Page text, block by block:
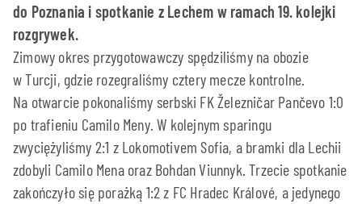
do Poznania i spotkanie z Lechem w ramach 19. kolejki
rozgrywek.
Zimowy okres przygotowawczy spędziliśmy na obozie
w Turcji, gdzie rozegraliśmy cztery mecze kontrolne.
Na otwarcie pokonaliśmy serbski FK Železničar Pančevo 1:0
po trafieniu Camilo Meny. W kolejnym sparingu
zwyciężyliśmy 2:1 z Lokomotivem Sofia, a bramki dla Lechii
zdobyli Camilo Mena oraz Bohdan Viunnyk. Trzecie spotkanie
zakończyło się porażką 1:2 z FC Hradec Králové, a jedynego